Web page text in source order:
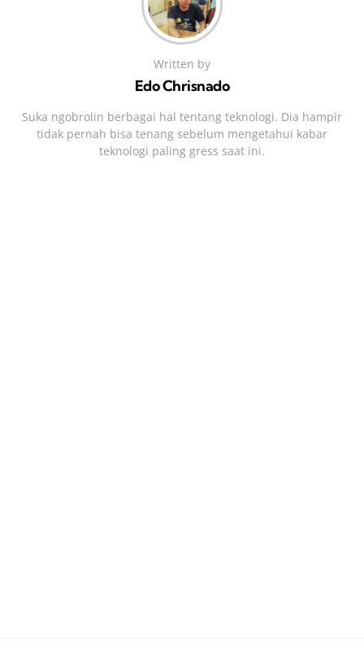
Written by
Edo Chrisnado
Suka ngobrolin berbagai hal tentang teknologi. Dia hampir
tidak pernah bisa tenang sebelum mengetahui kabar
teknologi paling gress saat ini.